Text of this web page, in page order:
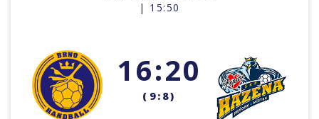
| 15:50
16:20
(9:8)